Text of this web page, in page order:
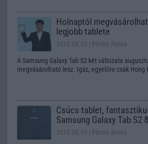
Holnaptól
legjobb tablete
2015.08.03 | Phone Arena
A Samsung Galaxy Tab S2 két változata
megvásárolható lesz. Igaz, egyelőre csak Hong
Csúcs tablet,
Samsung Galaxy Tab S2
2015.06.09 | Phone Arena